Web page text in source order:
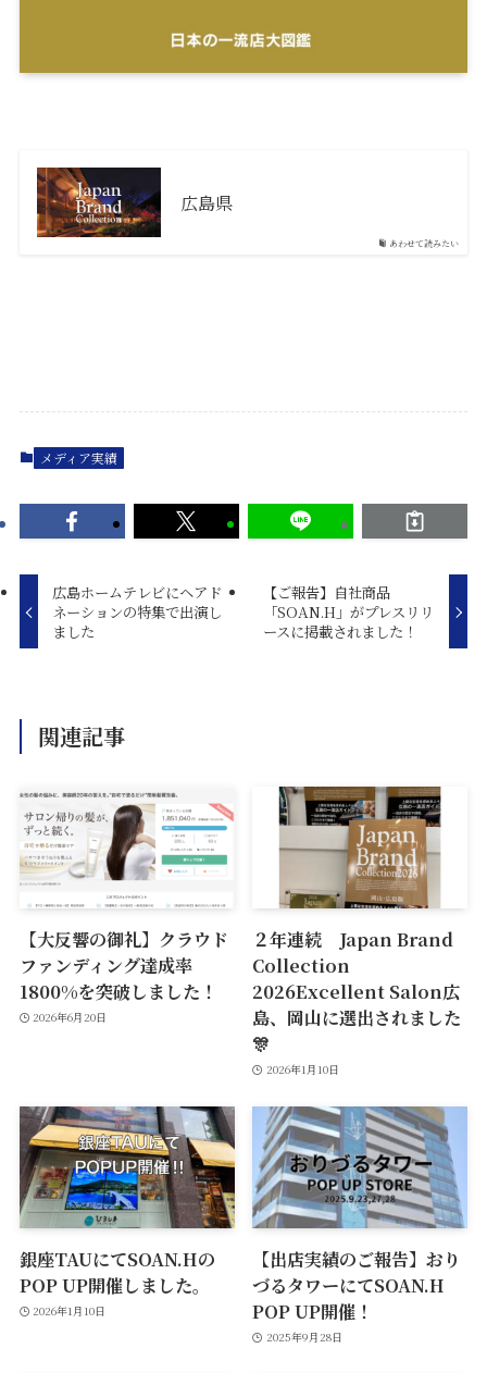
あわせて読みたい
広島県
メディア実績
広島ホームテレビにヘアド
ネーションの特集で出演し
ました
【ご報告】自社商品
「SOAN.H」がプレスリリ
ースに掲載されました！
関連記事
【大反響の御礼】クラウド
ファンディング達成率
1800%を突破しました！
2026年6月20日
２年連続 Japan Brand
Collection
2026Excellent Salon広
島、岡山に選出されました
🎊
2026年1月10日
銀座TAUにてSOAN.Hの
POP UP開催しました。
2026年1月10日
【出店実績のご報告】おり
づるタワーにてSOAN.H
POP UP開催！
2025年9月28日